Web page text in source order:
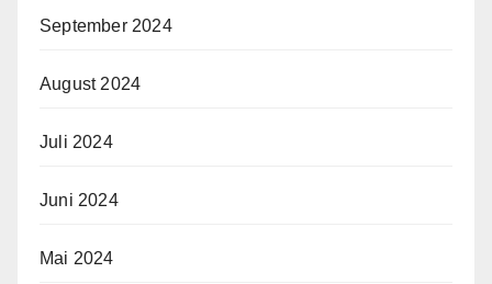
September 2024
August 2024
Juli 2024
Juni 2024
Mai 2024